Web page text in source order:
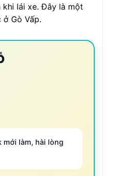
khi lái xe. Đây là một
Gò Vấp.
mới làm, hài lòng